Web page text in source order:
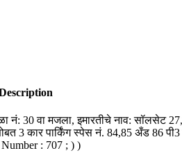
नं: 30 वा मजला, इमारतीचे नाव: सॉलसेट
3 कार पार्किंग स्पेस नं. 84,85 अँड 86
Number : 707 ; ) )